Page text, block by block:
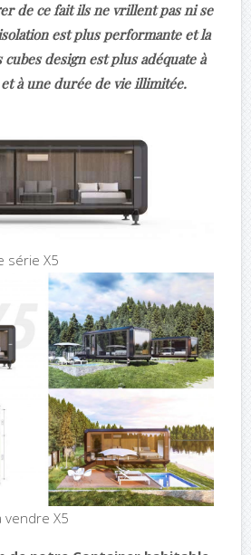
de ce fait ils ne vrillent pas ni se
est plus performante et la
design est plus adéquate à
à une durée de vie illimitée.
série X5
vendre X5